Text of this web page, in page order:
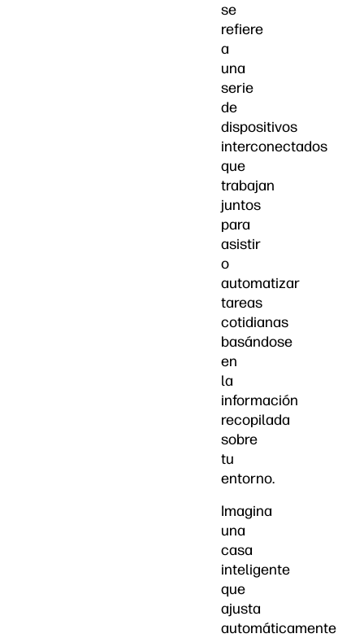
se
refiere
a
una
serie
de
dispositivos
interconectados
que
trabajan
juntos
para
asistir
o
automatizar
tareas
cotidianas
basándose
en
la
información
recopilada
sobre
tu
entorno.
Imagina
una
casa
inteligente
que
ajusta
automáticamente